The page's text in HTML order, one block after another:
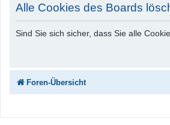
Alle Cookies des Boards
Sind Sie sich sicher, dass Sie alle
Foren-Übersicht